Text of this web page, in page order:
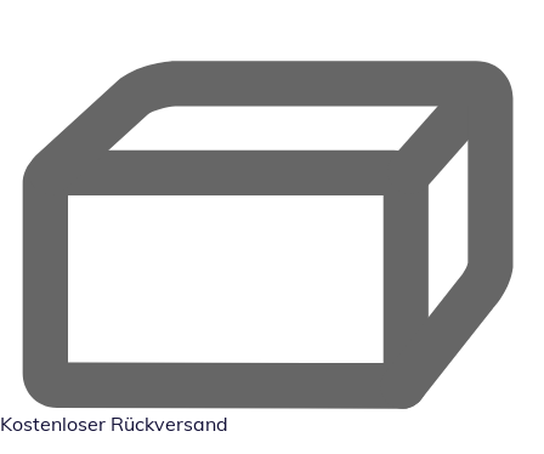
Kostenloser Rückversand